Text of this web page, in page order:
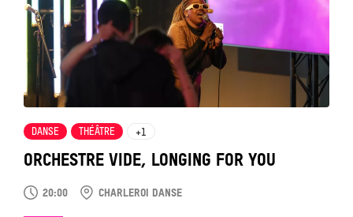
ORCHESTRE VIDE, LONGING FOR YOU
DANSE THÉÂTRE +1
20:00 CHARLEROI DANSE